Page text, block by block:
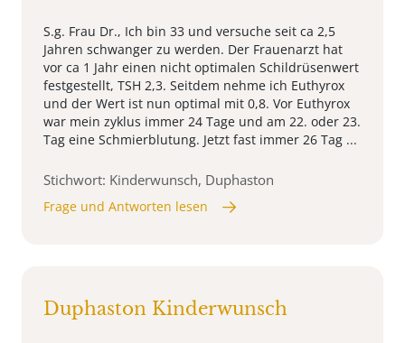
S.g. Frau Dr., Ich bin 33 und versuche seit ca 2,5
Jahren schwanger zu werden. Der Frauenarzt hat
vor ca 1 Jahr einen nicht optimalen Schildrüsenwert
festgestellt, TSH 2,3. Seitdem nehme ich Euthyrox
und der Wert ist nun optimal mit 0,8. Vor Euthyrox
war mein zyklus immer 24 Tage und am 22. oder 23.
Tag eine Schmierblutung. Jetzt fast immer 26 Tag ...
Stichwort: Kinderwunsch, Duphaston
Frage und Antworten lesen
Duphaston Kinderwunsch